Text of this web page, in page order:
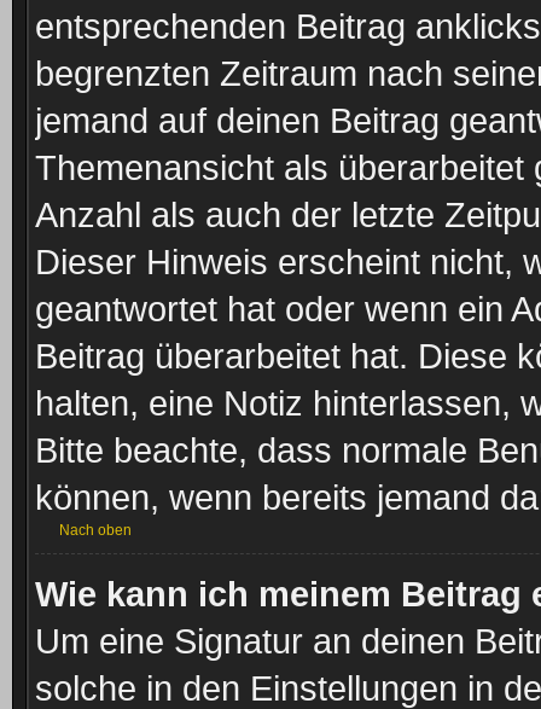
entsprechenden Beitrag
begrenzten Zeitraum nach
jemand auf deinen Beitrag
Themenansicht als
Anzahl als auch der letzte
Dieser Hinweis erscheint nicht,
geantwortet hat oder wenn ein
Beitrag überarbeitet hat. Diese
halten, eine Notiz hinterlassen,
Bitte beachte, dass normale
können, wenn bereits jemand
Nach oben
Wie kann ich meinem Beitrag
Um eine Signatur an deinen
solche in den Einstellungen in